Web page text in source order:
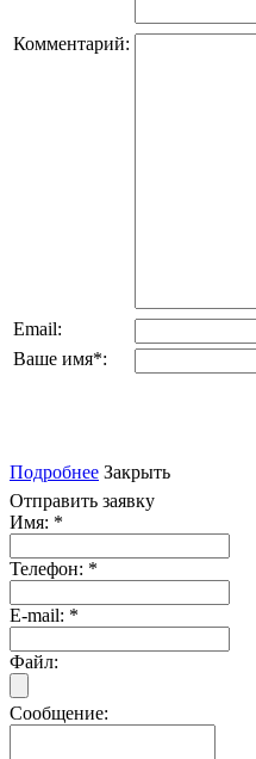
Комментарий:
Email:
Ваше имя*:
Подробнее Закрыть
Отправить заявку
Имя: *
Телефон: *
E-mail: *
Файл:
Сообщение: